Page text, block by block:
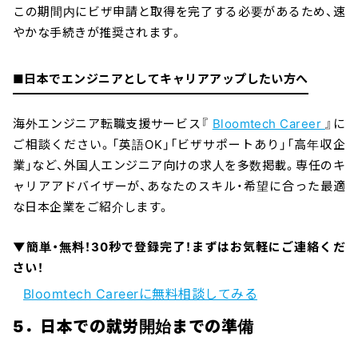
この期間内にビザ申請と取得を完了する必要があるため、速
やかな手続きが推奨されます。
■日本でエンジニアとしてキャリアアップしたい方へ
海外エンジニア転職支援サービス『 Bloomtech Career 』に
ご相談ください。「英語OK」「ビザサポートあり」「高年収企
業」など、外国人エンジニア向けの求人を多数掲載。専任のキ
ャリアアドバイザーが、あなたのスキル・希望に合った最適
な日本企業をご紹介します。
▼簡単・無料！30秒で登録完了！まずはお気軽にご連絡くだ
さい！
Bloomtech Careerに無料相談してみる
5．日本での就労開始までの準備